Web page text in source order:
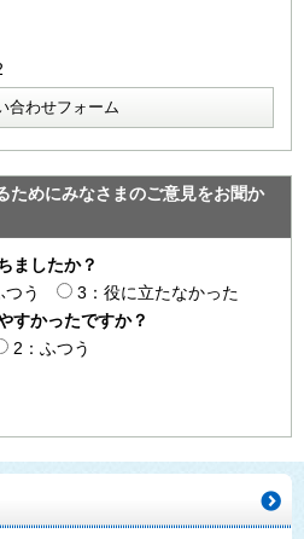
合わせフォーム
ためにみなさまのご意見をお聞か
ましたか？
つう
3：役に立たなかった
すかったですか？
2：ふつう